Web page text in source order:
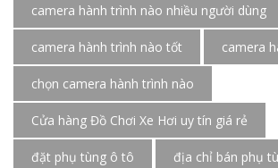
camera hành trình nào nhiều người dùng
camera hành trình nào tốt camera
chọn camera hành trình nào
Cửa hàng Đồ Chơi Xe Hơi uy tín giá rẻ
đặt phụ tùng ô tô địa chỉ bán phụ